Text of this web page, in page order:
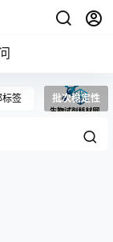
标签 批次稳定性